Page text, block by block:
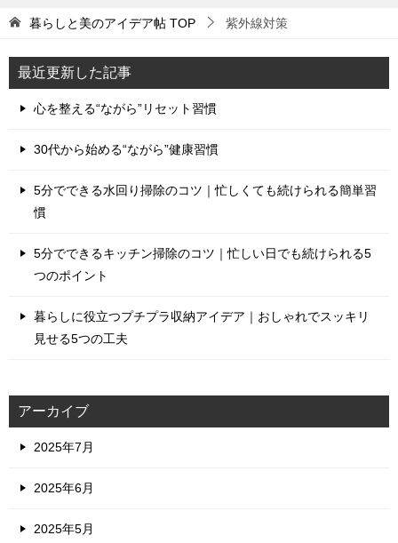
暮らしと美のアイデア帖 TOP 紫外線対策
最近更新した記事
心を整える“ながら”リセット習慣
30代から始める“ながら”健康習慣
5分でできる水回り掃除のコツ｜忙しくても続けられる簡単習
慣
5分でできるキッチン掃除のコツ｜忙しい日でも続けられる5
つのポイント
暮らしに役立つプチプラ収納アイデア｜おしゃれでスッキリ
見せる5つの工夫
アーカイブ
2025年7月
2025年6月
2025年5月